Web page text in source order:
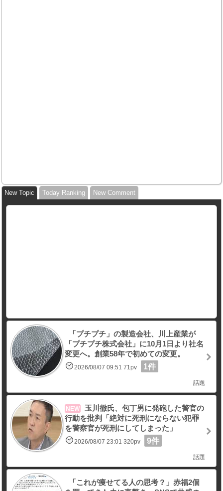
New Topic Today Ranking New Comment
「プチプチ」の製造会社、川上産業が
「プチプチ株式会社」に10月1日より社名
変更へ。創業58年で初めての変更。
2026/08/07 09:51 71pv 1件
話題
NEW
玉川徹氏、包丁男に発砲した警官の
行動を批判「絶対に死刑にならない犯罪
を警察官が死刑にしてしまった」
2026/08/07 23:01 320pv 9件
話題
「これが痩せてる人の思考？」赤福2個